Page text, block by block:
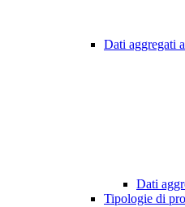
Dati aggregati
Dati
Tipologie di